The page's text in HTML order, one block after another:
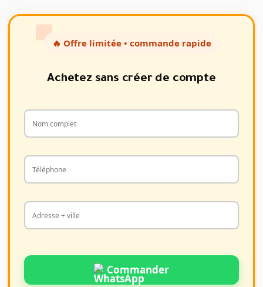
🔥 Offre limitée • commande rapide
Achetez sans créer de compte
Commander